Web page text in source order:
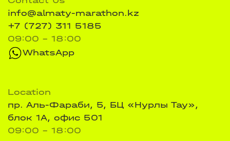
info@almaty-marathon.kz
+7 (727) 311 5185
09:00 - 18:00
WhatsApp
Location
пр. Аль-Фараби, 5, БЦ «Нурлы Тау»,
блок 1А, офис 501
09:00 - 18:00